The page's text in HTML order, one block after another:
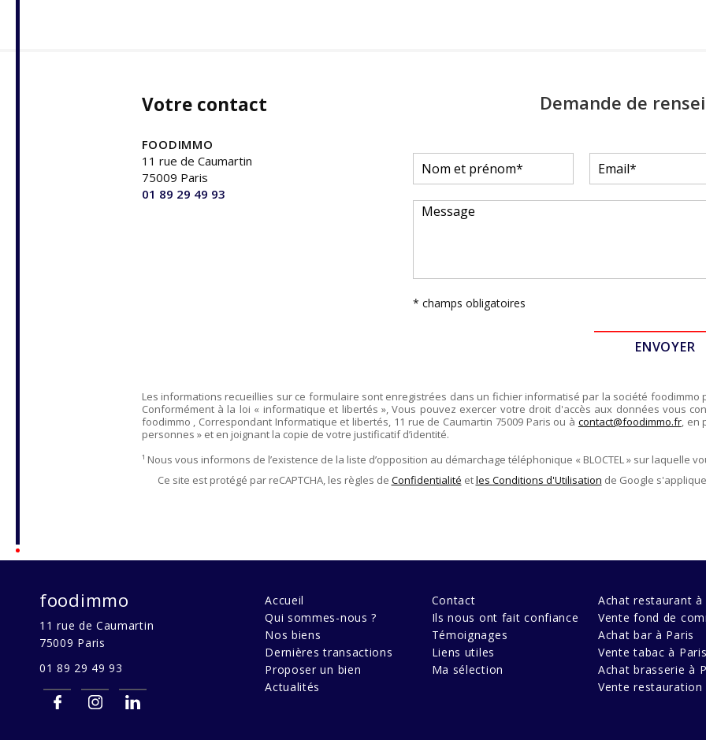
Votre contact
FOODIMMO
11 rue de Caumartin
75009 Paris
01 89 29 49 93
Demande de
* champs obligatoires
Les informations recueillies sur ce formulaire sont enregistrées dans un fichier informatisé par la société foodimmo
Conformément à la loi « informatique et libertés », Vous pouvez exercer votre droit d'accès aux données vous
foodimmo , Correspondant Informatique et libertés, 11 rue de Caumartin 75009 Paris ou à contact@foodimmo.fr, en
personnes » et en joignant la copie de votre justificatif d’identité.
¹ Nous vous informons de l’existence de la liste d’opposition au démarchage téléphonique « BLOCTEL » sur laquelle
Ce site est protégé par reCAPTCHA, les règles de Confidentialité etles Conditions d'Utilisation de Google
foodimmo
11 rue de Caumartin
75009 Paris
01 89 29 49 93
Accueil
Qui sommes-nous ?
Nos biens
Dernières transactions
Proposer un bien
Actualités
Contact
Ils nous ont fait confiance
Témoignages
Liens utiles
Ma sélection
Achat restaurant à
Vente fond de
Achat bar à Paris
Vente tabac à Paris
Achat brasserie à
Vente restauration